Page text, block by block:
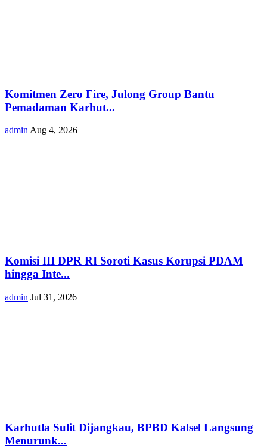
Komitmen Zero Fire, Julong Group Bantu
Pemadaman Karhut...
admin Aug 4, 2026
Komisi III DPR RI Soroti Kasus Korupsi PDAM
hingga Inte...
admin Jul 31, 2026
Karhutla Sulit Dijangkau, BPBD Kalsel Langsung
Menurunk...